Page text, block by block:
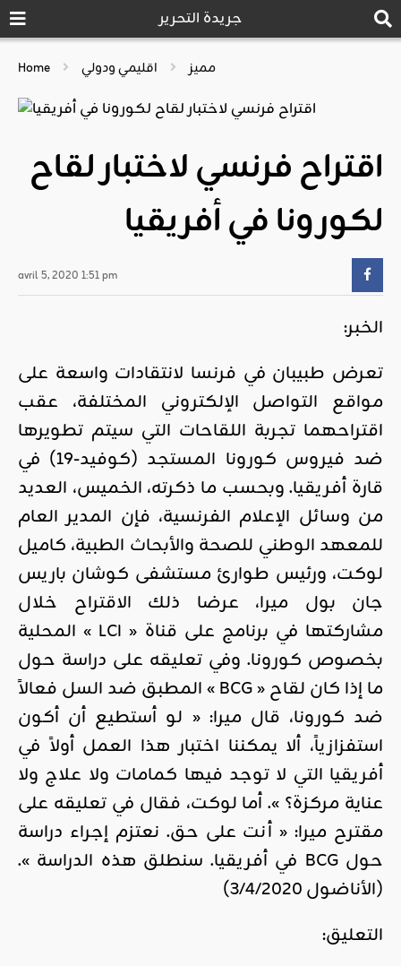
جريدة التحرير
Home مميز اقليمي ودولي
اقتراح فرنسي لاختبار لقاح
لكورونا في أفريقيا
avril 5, 2020 1:51 pm
الخبر:
تعرض طبيبان في فرنسا لانتقادات واسعة على
مواقع التواصل الإلكتروني المختلفة، عقب
اقتراحهما تجربة اللقاحات التي سيتم تطويرها
ضد فيروس كورونا المستجد (كوفيد-19) في
قارة أفريقيا. وبحسب ما ذكرته، الخميس، العديد
من وسائل الإعلام الفرنسية، فإن المدير العام
للمعهد الوطني للصحة والأبحاث الطبية، كاميل
لوكت، ورئيس طوارئ مستشفى كوشان باريس
جان بول ميرا، عرضا ذلك الاقتراح خلال
مشاركتها في برنامج على قناة « LCI » المحلية
بخصوص كورونا. وفي تعليقه على دراسة حول
ما إذا كان لقاح « BCG » المطبق ضد السل فعالاً
ضد كورونا، قال ميرا: « لو أستطيع أن أكون
استفزازياً، ألا يمكننا اختبار هذا العمل أولاً في
أفريقيا التي لا توجد فيها كمامات ولا علاج ولا
عناية مركزة؟ ». أما لوكت، فقال في تعليقه على
مقترح ميرا: « أنت على حق. نعتزم إجراء دراسة
حول BCG في أفريقيا. سنطلق هذه الدراسة ».
(الأناضول 3/4/2020)
التعليق: